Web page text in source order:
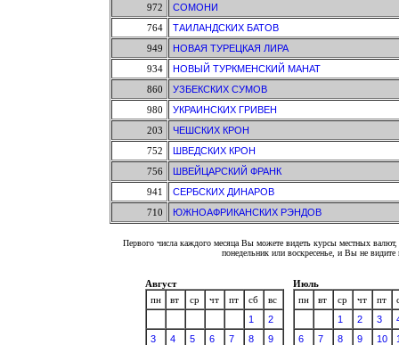
972
СОМОНИ
764
ТАИЛАНДСКИХ БАТОВ
949
НОВАЯ ТУРЕЦКАЯ ЛИРА
934
НОВЫЙ ТУРКМЕНСКИЙ МАНАТ
860
УЗБЕКСКИХ СУМОВ
980
УКРАИНСКИХ ГРИВЕН
203
ЧЕШСКИХ КРОН
752
ШВЕДСКИХ КРОН
756
ШВЕЙЦАРСКИЙ ФРАНК
941
СЕРБСКИХ ДИНАРОВ
710
ЮЖНОАФРИКАНСКИХ РЭНДОВ
Первого числа каждого месяца Вы можете видеть курсы местных
понедельник или воскресенье, и Вы не
Август
пн
вт ср чт пт сб
вс
1
2
3
4 5 6 7 8
9
Июль
пн
вт ср чт пт
1
2 3
6
7 8 9 10